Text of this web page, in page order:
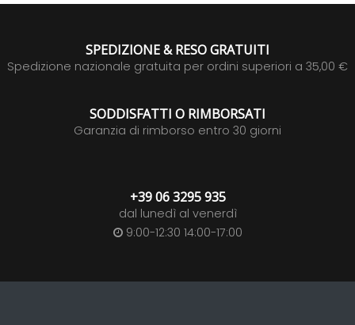
SPEDIZIONE & RESO GRATUITI
Spedizione nazionale gratuita per ordini superiori a 35,00 €
SODDISFATTI O RIMBORSATI
Garanzia di rimborso entro 30 giorni
+39 06 3295 935
dal lunedì al venerdì
9:00-12:30 14:00-17:00